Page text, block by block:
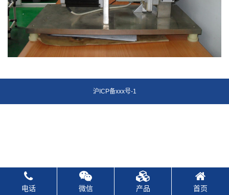
沪ICP备xxx号-1
电话 微信 产品 首页